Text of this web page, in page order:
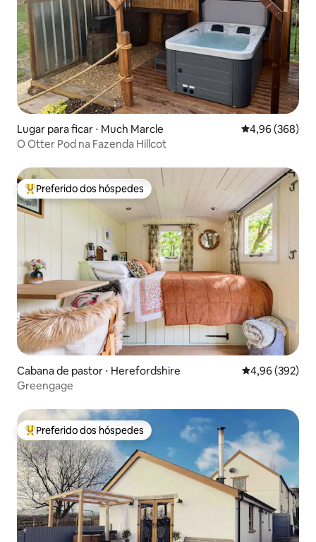
Lugar para ficar ⋅ Much Marcle 4,96 de uma
4,96 (368)
O Otter Pod na Fazenda Hillcot
Entre os melhores preferidos dos hóspedes
Preferido dos hóspedes
Cabana de pastor ⋅ Herefordshire 4,96 de uma
4,96 (392)
Greengage
Entre os melhores preferidos dos hóspedes
Preferido dos hóspedes